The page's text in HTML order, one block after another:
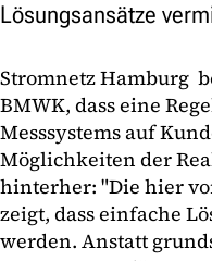
Lösungsansätze
Stromnetz Hamburg
BMWK, dass eine
Messsystems auf
Möglichkeiten der
hinterher: "Die hier
zeigt, dass einfache
werden. Anstatt